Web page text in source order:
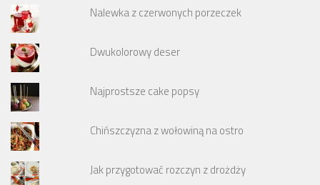
Nalewka z czerwonych porzeczek
Dwukolorowy deser
Najprostsze cake popsy
Chińszczyzna z wołowiną na ostro
Jak przygotować rozczyn z drożdży